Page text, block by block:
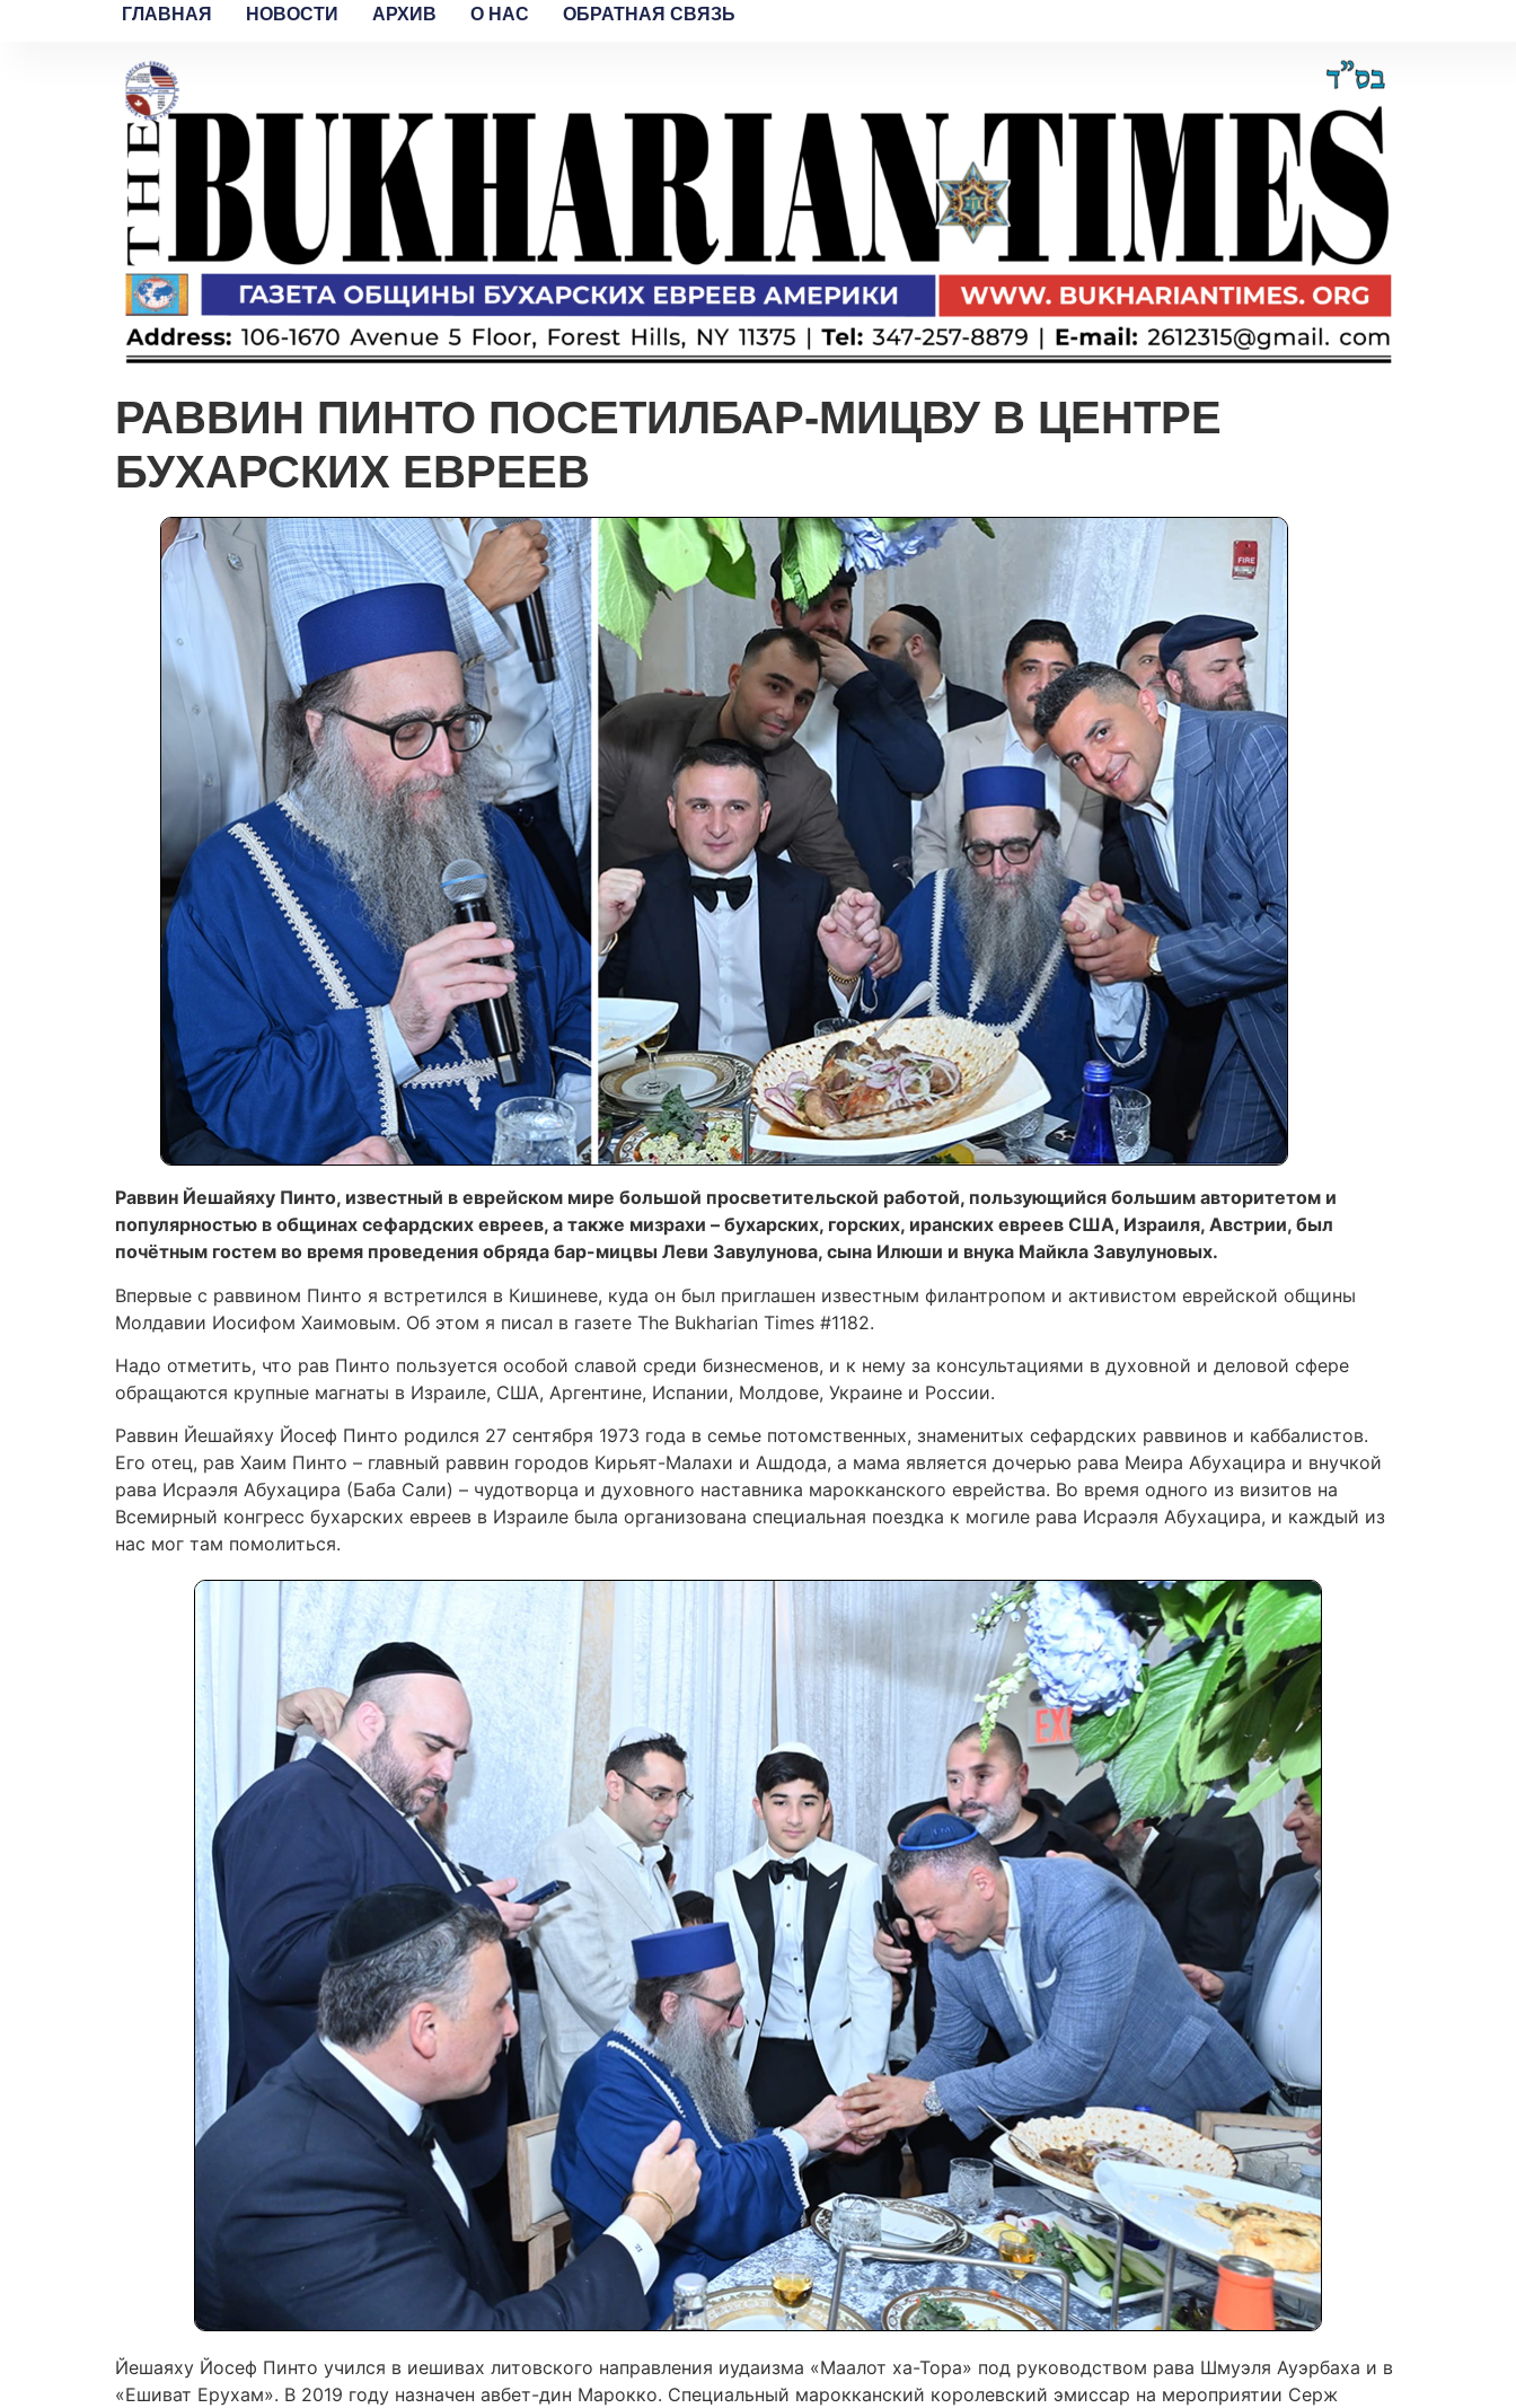
ГЛАВНАЯ НОВОСТИ АРХИВ O HAC ОБРАТНАЯ СВЯЗЬ
РАВВИН ПИНТО ПОСЕТИЛБАР-МИЦВУ В ЦЕНТРЕ
БУХАРСКИХ ЕВРЕЕВ
Раввин Йешайяху Пинто, известный в еврейском мире большой просветительской работой, пользующийся большим авторитетом и
популярностью в общинах сефардских евреев, а также мизрахи – бухарских, горских, иранских евреев США, Израиля, Австрии, был
почётным гостем во время проведения обряда бар-мицвы Леви Завулунова, сына Илюши и внука Майкла Завулуновых.
Впервые с раввином Пинто я встретился в Кишиневе, куда он был приглашен известным филантропом и активистом еврейской общины
Молдавии Иосифом Хаимовым. Об этом я писал в газете The Bukhаrian Times #1182.
Надо отметить, что рав Пинто пользуется особой славой среди бизнесменов, и к нему за консультациями в духовной и деловой сфере
обращаются крупные магнаты в Израиле, США, Аргентине, Испании, Молдове, Украине и России.
Раввин Йешайяху Йосеф Пинто родился 27 сентября 1973 года в семье потомственных, знаменитых сефардских раввинов и каббалистов.
Его отец, рав Хаим Пинто – главный раввин городов Кирьят-Малахи и Ашдода, а мама является дочерью рава Меира Абухацира и внучкой
рава Исраэля Абухацира (Баба Сали) – чудотворца и духовного наставника марокканского еврейства. Во время одного из визитов на
Всемирный конгресс бухарских евреев в Израиле была организована специальная поездка к могиле рава Исраэля Абухацира, и каждый из
нас мог там помолиться.
Йешаяху Йосеф Пинто учился в иешивах литовского направления иудаизма «Маалот ха-Тора» под руководством рава Шмуэля Ауэрбаха и в
«Ешиват Ерухам». В 2019 году назначен авбет-дин Марокко. Специальный марокканский королевский эмиссар на мероприятии Серж